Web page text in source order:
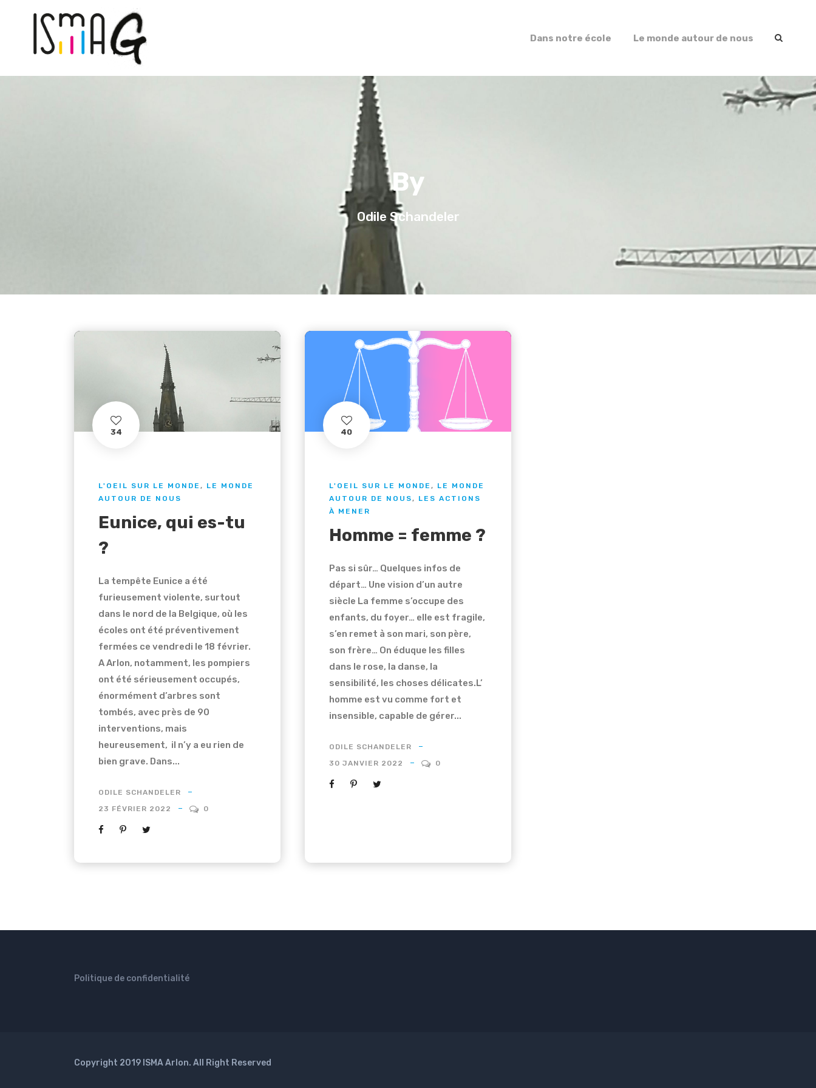
Dans notre école Le monde autour de nous
By
Odile Schandeler
34
L'OEIL SUR LE MONDE , LE MONDE
AUTOUR DE NOUS
Eunice, qui es-tu
?
La tempête Eunice a été
furieusement violente, surtout
dans le nord de la Belgique, où les
écoles ont été préventivement
fermées ce vendredi le 18 février.
A Arlon, notamment, les pompiers
ont été sérieusement occupés,
énormément d’arbres sont
tombés, avec près de 90
interventions, mais
heureusement, il n’y a eu rien de
bien grave. Dans...
ODILE SCHANDELER
23 FÉVRIER 2022
0
40
L'OEIL SUR LE MONDE , LE MONDE
AUTOUR DE NOUS , LES ACTIONS
À MENER
Homme = femme ?
Pas si sûr… Quelques infos de
départ… Une vision d’un autre
siècle La femme s’occupe des
enfants, du foyer… elle est fragile,
s’en remet à son mari, son père,
son frère… On éduque les filles
dans le rose, la danse, la
sensibilité, les choses délicates.L’
homme est vu comme fort et
insensible, capable de gérer...
ODILE SCHANDELER
30 JANVIER 2022
0
Politique de confidentialité
Copyright 2019 ISMA Arlon. All Right Reserved